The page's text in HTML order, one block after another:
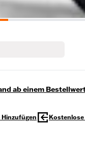
ab einem
Kostenlose